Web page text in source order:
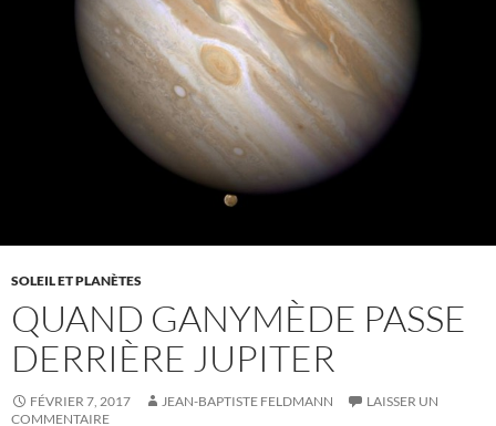
SOLEIL ET PLANÈTES
QUAND GANYMÈDE PASSE
DERRIÈRE JUPITER
FÉVRIER 7, 2017 JEAN-BAPTISTE FELDMANN
LAISSER UN
COMMENTAIRE